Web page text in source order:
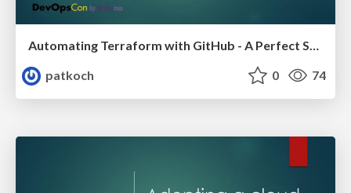
Automating Terraform with GitHub - A Perfect Synergy? - DevOpCon Berlin 2025
patkoch
0 74